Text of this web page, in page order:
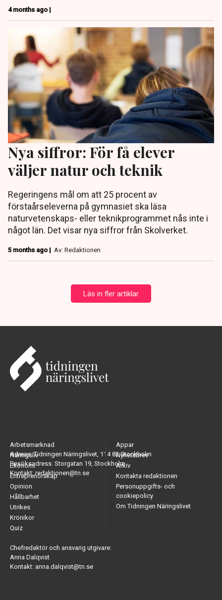
4 months ago |
Nya siffror: För få elever
väljer natur och teknik
Regeringens mål om att 25 procent av
förstaårseleverna på gymnasiet ska läsa
naturvetenskaps- eller teknikprogrammet nås inte i
något län. Det visar nya siffror från Skolverket.
5 months ago | Av: Redaktionen
Läs in fler artiklar
Adress: Tidningen Näringslivet, 114 82 Stockholm
Besöksadress: Storgatan 19, Stockholm
Kontakt: redaktionen@tn.se
Arbetsmarknad
Näringsliv
Ekonomi
Entreprenörskap
Opinion
Hållbarhet
Utrikes
Krönikor
Quiz
Appar
Nyhetsbrev
Arkiv
Kontakta redaktionen
Personuppgifts- och
cookiepolicy
Om Tidningen Näringslivet
Chefredaktör och ansvarig utgivare:
Anna Dalqvist
Kontakt: anna.dalqvist@tn.se